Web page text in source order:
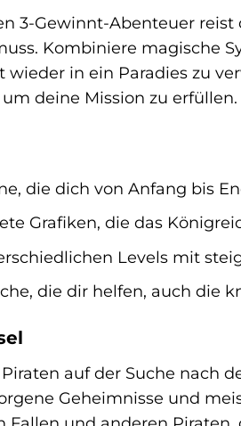
3-Gewinnt-Abenteuer
Kombiniere magische
wieder in ein Paradies zu
deine Mission zu erfüllen.
die dich von Anfang bis
Grafiken, die das
Levels mit
die dir helfen, auch die
auf der Suche nach
Geheimnisse und